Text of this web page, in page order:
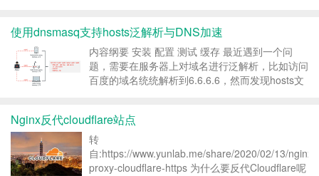
到对应的php版本...
使用dnsmasq支持hosts泛解析与DNS加速
内容纲要 安装 配置 测试 缓存 最近遇到一个问
题，需要在服务器上对域名进行泛解析，比如访问
百度的域名统统解析到6.6.6.6，然而发现hosts文
Nginx反代cloudflare站点
转
自:https://www.yunlab.me/share/2020/02/13/nginx-
proxy-cloudflare-https 为什么要反代Cloudflare呢